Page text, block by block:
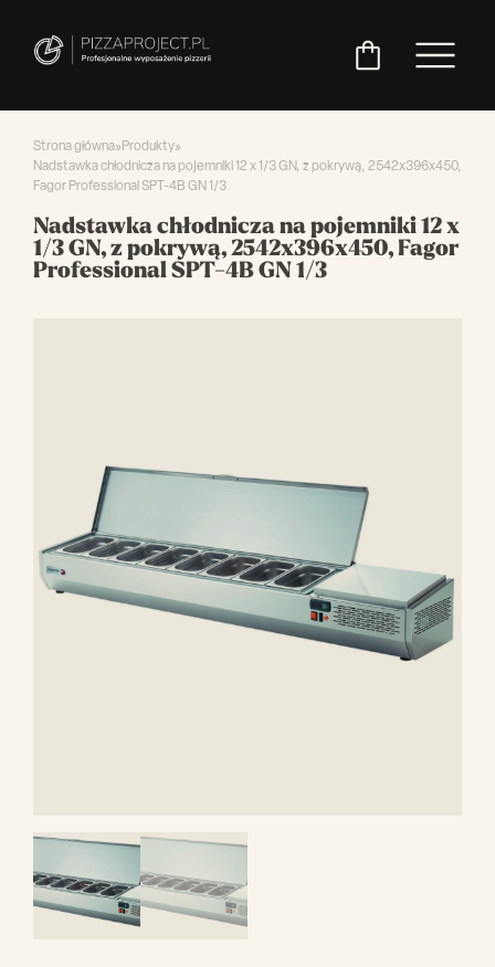
piece
do
pizzy
do
ciasta
do
ciasta
do
pizzy
asortyment
Strona główna»Produkty»
Nadstawka chłodnicza na pojemniki 12 x 1/3 GN, z pokrywą, 2542x396x450,
Fagor Professional SPT-4B GN 1/3
Nadstawka chłodnicza na pojemniki 12 x
1/3 GN, z pokrywą, 2542x396x450, Fagor
Professional SPT-4B GN 1/3